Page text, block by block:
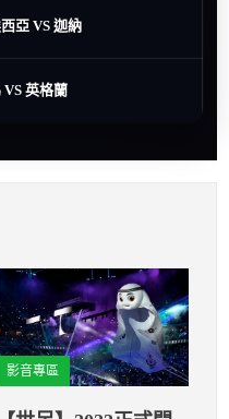
亞 VS 迦納
VS 英格蘭
影音專區